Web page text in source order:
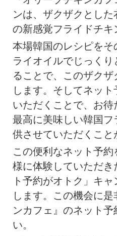
ンは、ザクザクとし
の新感覚フライドチキ
本場韓国のレシピをそ
ライオイルでじっく
ることで、このザク
します。そしてネッ
いただくことで、お待
最高に美味しい韓国
供させていただくこと
この便利なネット予
様に体験していただき
ト予約がオトク」キ
します。この機会に
ンカフェ』のネット予
い。